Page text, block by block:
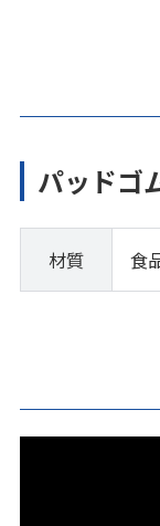
パッドゴ
材質 食